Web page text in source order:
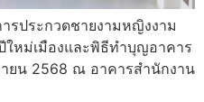
รประกวดชายงามหญิงงาม
หม่เมืองและพิธีทำบุญอาคาร
ยน 2568 ณ อาคารสำนักงาน